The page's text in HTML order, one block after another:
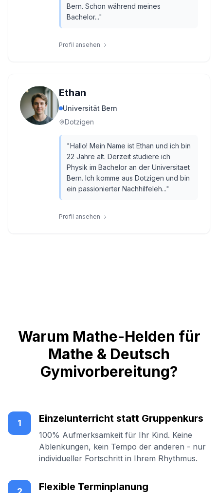
Bern. Schon während meines
Bachelor..."
Profil ansehen
Ethan
Universität Bern
Dotzigen
"Hallo! Mein Name ist Ethan und ich bin
22 Jahre alt. Derzeit studiere ich
Physik im Bachelor an der Universitaet
Bern. Ich komme aus Dotzigen und bin
ein passionierter Nachhilfeleh..."
Profil ansehen
Warum Mathe-Helden für
Mathe & Deutsch
Gymivorbereitung?
1 Einzelunterricht statt Gruppenkurs
100% Aufmerksamkeit für Ihr Kind. Keine
Ablenkungen, kein Tempo der anderen - nur
individueller Fortschritt in Ihrem Rhythmus.
Flexible Terminplanung